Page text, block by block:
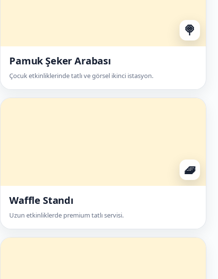
🍭
Pamuk Şeker Arabası
Çocuk etkinliklerinde tatlı ve görsel ikinci istasyon.
🧇
Waffle Standı
Uzun etkinliklerde premium tatlı servisi.